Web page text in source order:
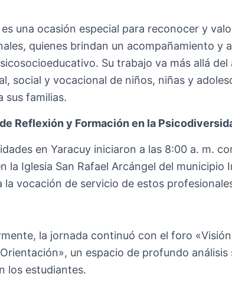
una ocasión especial para reconocer y
quienes brindan un acompañamiento y
Su trabajo va más allá del
social y vocacional de niños, niñas y
sus familias.
Reflexión y Formación en la
en Yaracuy iniciaron a las 8:00 a. m.
la Iglesia San Rafael Arcángel del
la vocación de servicio de estos
la jornada continuó con el foro
un espacio de profundo
los estudiantes.